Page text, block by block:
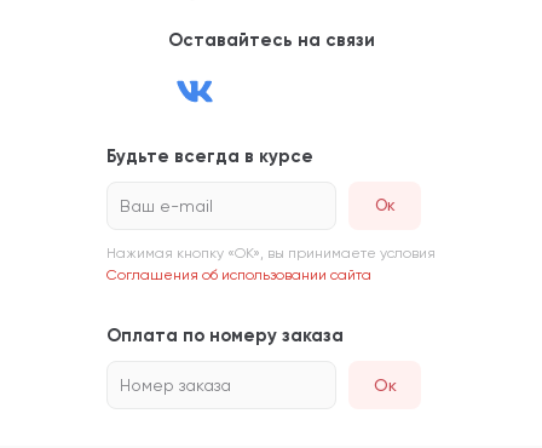
Оставайтесь на связи
Будьте всегда в курсе
Ваш e-mail
Нажимая кнопку «ОК», вы принимаете условия
Соглашения об использовании сайта
Оплата по номеру заказа
Номер заказа Ок